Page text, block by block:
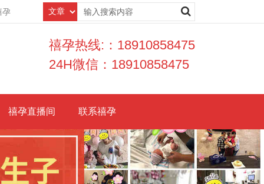
孕
禧孕热线:：18910858475
24H微信：18910858475
禧孕直播间 联系禧孕